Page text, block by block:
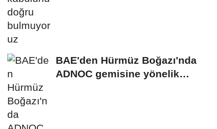
BAE'den Hürmüz Boğazı'nda
ADNOC gemisine yönelik